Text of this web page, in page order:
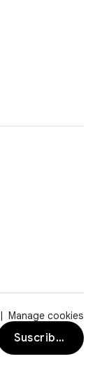
Manage cookies
Suscribirse